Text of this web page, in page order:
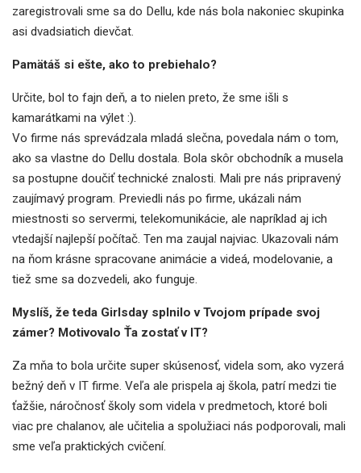
zaregistrovali sme sa do Dellu, kde nás bola nakoniec skupinka
asi dvadsiatich dievčat.
Pamätáš si ešte, ako to prebiehalo?
Určite, bol to fajn deň, a to nielen preto, že sme išli s
kamarátkami na výlet :).
Vo firme nás sprevádzala mladá slečna, povedala nám o tom,
ako sa vlastne do Dellu dostala. Bola skôr obchodník a musela
sa postupne doučiť technické znalosti. Mali pre nás pripravený
zaujímavý program. Previedli nás po firme, ukázali nám
miestnosti so servermi, telekomunikácie, ale napríklad aj ich
vtedajší najlepší počítač. Ten ma zaujal najviac. Ukazovali nám
na ňom krásne spracovane animácie a videá, modelovanie, a
tiež sme sa dozvedeli, ako funguje.
Myslíš, že teda Girlsday splnilo v Tvojom prípade svoj
zámer? Motivovalo Ťa zostať v IT?
Za mňa to bola určite super skúsenosť, videla som, ako vyzerá
bežný deň v IT firme. Veľa ale prispela aj škola, patrí medzi tie
ťažšie, náročnosť školy som videla v predmetoch, ktoré boli
viac pre chalanov, ale učitelia a spolužiaci nás podporovali, mali
sme veľa praktických cvičení.